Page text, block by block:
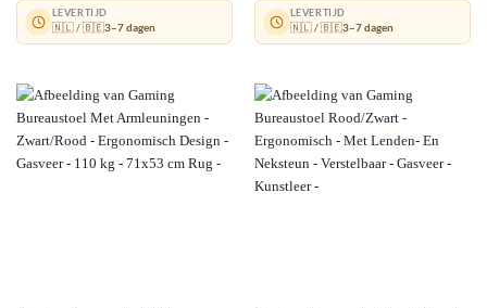
LEVERTIJD
🇳🇱 / 🇧🇪3–7 dagen
LEVERTIJD
🇳🇱 / 🇧🇪3–7 dagen